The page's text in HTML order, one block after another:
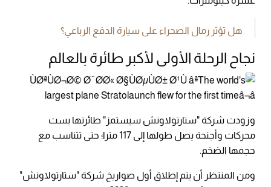
هل تؤثر رمال الصحراء على سيارة الدفع الرباعي؟
نجاح الرحلة الأولى لأكبر طائرة بالعالم
وزودت شركة "ستارتولاونش سيستمز" طائرتها بست
محركات وأجنحة يصل طولها إلى 117 مترا؛ حتى تتناسب مع
حجمها الضخم.
ومن المنتظر أن يتم إطلاق أول صواريخ شركة "ستارتولاونش"